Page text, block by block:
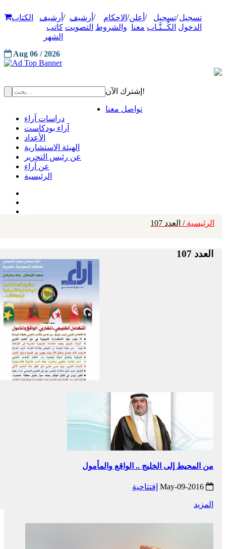
تسجيل
الدخول
/تسجيل
الكُــتَّـاب
/ أعلن
معنا
/ الاحكام
والشروط
/ أرشيف
التصويت
/ أرشيف
كاتب
الشهر
الكتاب
Aug 06 / 2026
إشترك الآن!
تواصل معنا
دراسات آراء
آراء بودكاست
الأعداد
الهيئة الاستشارية
عن رئيس التحرير
عن آراء
الرئيسية
الرئيسية / العدد 107
العدد 107
من المحيط إلى الخليج .. الواقع والمأمول
إفتتاحية
المزيد